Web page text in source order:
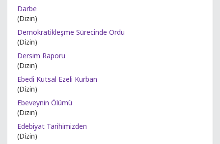
Darbe
(Dizin)
Demokratikleşme Sürecinde Ordu
(Dizin)
Dersim Raporu
(Dizin)
Ebedi Kutsal Ezeli Kurban
(Dizin)
Ebeveynin Ölümü
(Dizin)
Edebiyat Tarihimizden
(Dizin)